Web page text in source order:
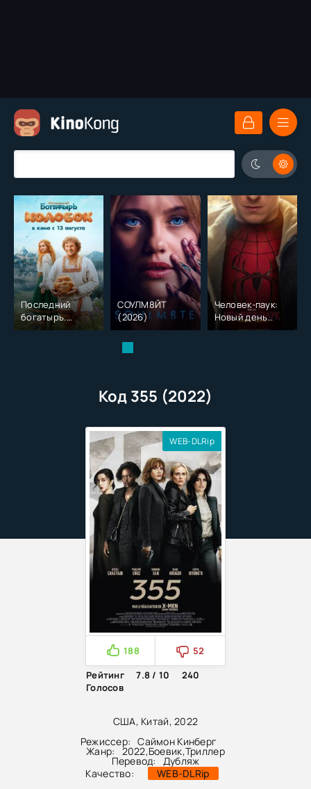
Последний
богатырь.
Колобок (2026)
СОУЛМ8ЙТ
(2026)
Человек-паук:
Новый день
(2026)
Код 355 (2022)
США, Китай, 2022
Режиссер: Саймон Кинберг
Жанр: 2022,Боевик,Триллер
Перевод:
Дубляж
Качество:
WEB-DLRip
WEB-DLRip
188
52
Рейтинг
7.8 / 10
240
Голосов